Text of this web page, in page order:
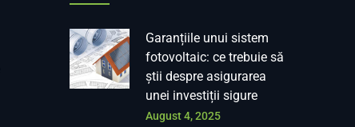
Garanțiile unui sistem
fotovoltaic: ce trebuie să
știi despre asigurarea
unei investiții sigure
August 4, 2025